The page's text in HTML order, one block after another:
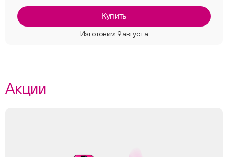
Купить
Акции